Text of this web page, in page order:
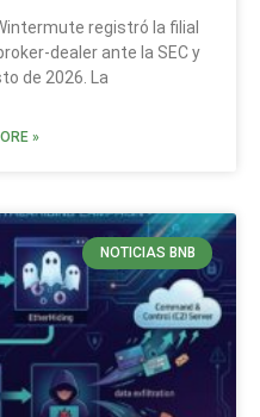
registró la filial
dealer ante la SEC y
de 2026. La
»
NOTICIAS BNB